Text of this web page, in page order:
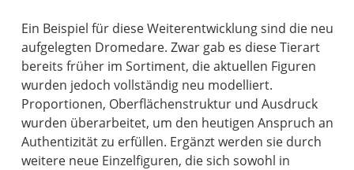
Ein Beispiel für diese Weiterentwicklung sind die neu
aufgelegten Dromedare. Zwar gab es diese Tierart
bereits früher im Sortiment, die aktuellen Figuren
wurden jedoch vollständig neu modelliert.
Proportionen, Oberflächenstruktur und Ausdruck
wurden überarbeitet, um den heutigen Anspruch an
Authentizität zu erfüllen. Ergänzt werden sie durch
weitere neue Einzelfiguren, die sich sowohl in